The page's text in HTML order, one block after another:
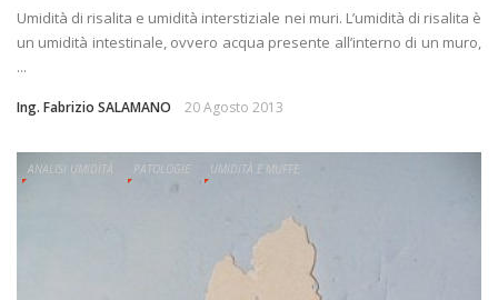
Umidità di risalita e umidità interstiziale nei muri. L’umidità di risalita è
un umidità intestinale, ovvero acqua presente all’interno di un muro,
...
Ing. Fabrizio SALAMANO 20 Agosto 2013
ANALISI UMIDITÀ PATOLOGIE UMIDITÀ E MUFFE